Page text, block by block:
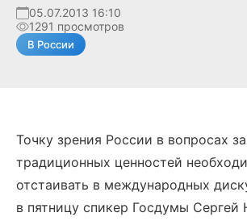
05.07.2013 16:10
1291 просмотров
В России
Точку зрения России в вопросах
традиционных ценностей
отстаивать в международных
в пятницу спикер Госдумы